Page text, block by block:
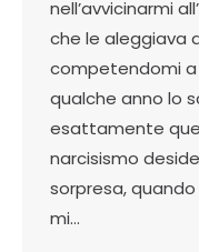
nell’avvicinarmi
che le aleggiava
competendomi
qualche anno lo
esattamente
narcisismo
sorpresa,
mi…